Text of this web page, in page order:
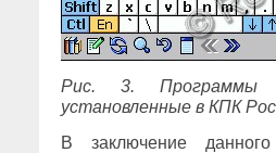
Рис. 3. Программы
установленные в КПК
В заключение